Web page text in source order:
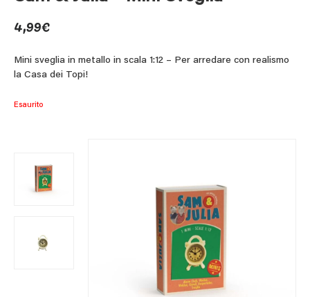
4,99€
Mini sveglia in metallo in scala 1:12 – Per arredare con realismo
la Casa dei Topi!
Esaurito